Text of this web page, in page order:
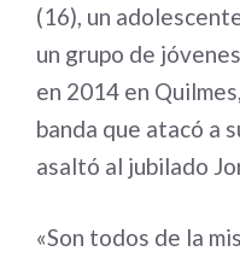
(16), un
un grupo de
en 2014 en
banda que atacó a
asaltó al jubilado
«Son todos de la